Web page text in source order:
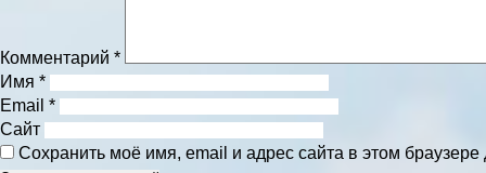
Комментарий *
Имя *
Email *
Сайт
Сохранить моё имя, email и адрес сайта в этом